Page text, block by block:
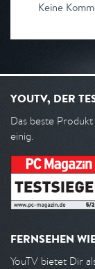
Keine
YOUTV, DER
Das beste
einig.
FERNSEHEN
YouTV bietet Dir